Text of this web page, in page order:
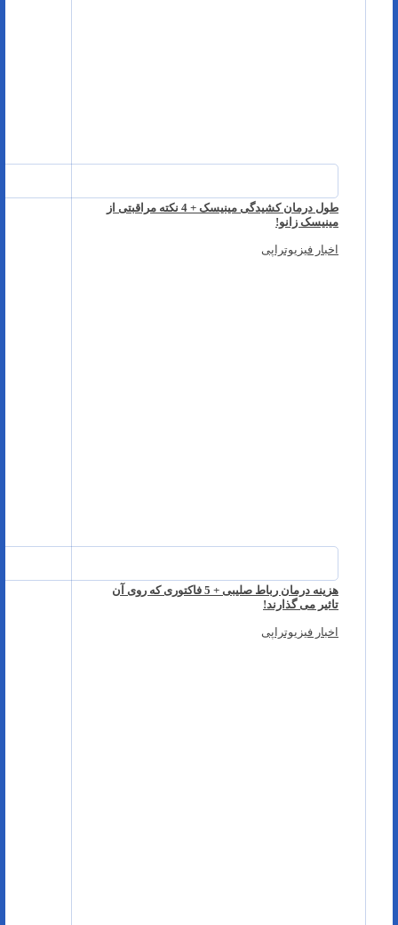
طول درمان کشیدگی مینیسک + 4 نکته مراقبتی از
مینیسک زانو!
اخبار فیزیوتراپی
هزینه درمان رباط صلیبی + 5 فاکتوری که روی آن
تاثیر می گذارند!
اخبار فیزیوتراپی